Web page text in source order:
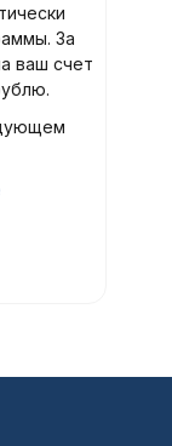
За
ваш счет